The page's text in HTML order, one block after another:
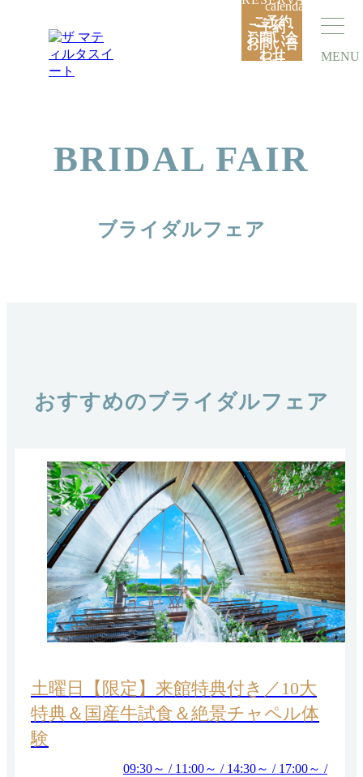
ご予約・
お問い合
わせ
ご予約
お問い合
わせ
MENU
BRIDAL FAIR
ブライダルフェア
おすすめのブライダルフェア
土曜日【限定】来館特典付き／10大
特典＆国産牛試食＆絶景チャペル体
験
09:30～ / 11:00～ / 14:30～ / 17:00～ /